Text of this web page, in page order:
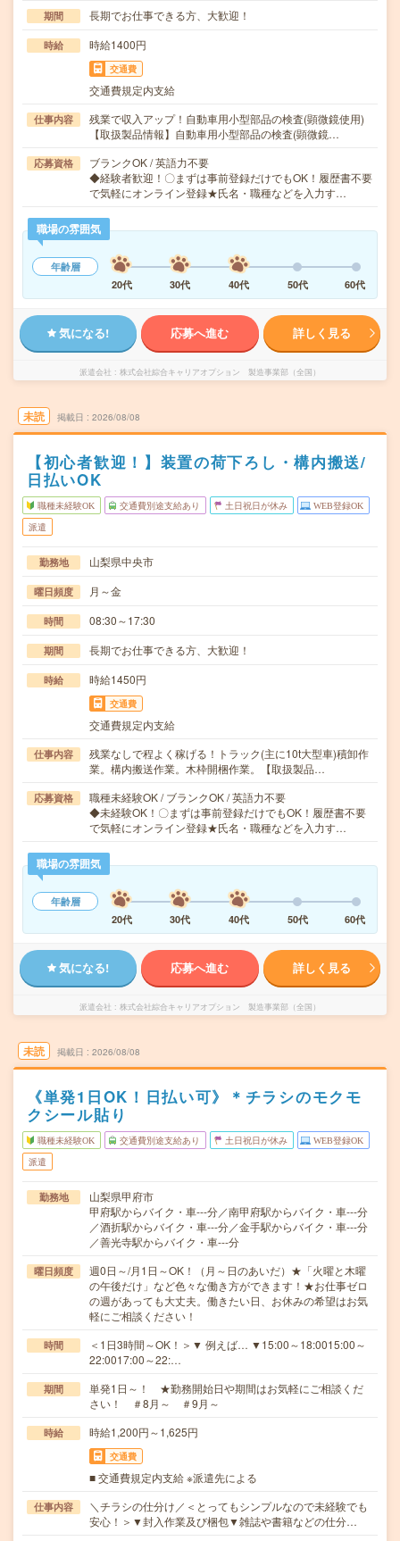
期間 長期でお仕事できる方、大歓迎！
時給 時給1400円
交通費
交通費規定内支給
仕事内容
残業で収入アップ！自動車用小型部品の検査(顕微鏡使用)
【取扱製品情報】自動車用小型部品の検査(顕微鏡…
応募資格
ブランクOK / 英語力不要
◆経験者歓迎！〇まずは事前登録だけでもOK！履歴書不要
で気軽にオンライン登録★氏名・職種などを入力す…
職場の雰囲気
年齢層
20代
30代 40代 50代 60代
気になる! 応募へ進む 詳しく見る
派遣会社 株式会社綜合キャリアオプション 製造事業部（全国）
未読 掲載日 2026/08/08
【初心者歓迎！】装置の荷下ろし・構内搬送/
日払いOK
職種未経験OK 交通費別途支給あり 土日祝日が休み WEB登録OK
派遣
勤務地 山梨県中央市
曜日頻度 月～金
時間 08:30～17:30
期間 長期でお仕事できる方、大歓迎！
時給 時給1450円
交通費
交通費規定内支給
仕事内容
残業なしで程よく稼げる！トラック(主に10t大型車)積卸作
業。構内搬送作業。木枠開梱作業。【取扱製品…
応募資格
職種未経験OK / ブランクOK / 英語力不要
◆未経験OK！〇まずは事前登録だけでもOK！履歴書不要
で気軽にオンライン登録★氏名・職種などを入力す…
職場の雰囲気
年齢層
20代
30代 40代 50代 60代
気になる! 応募へ進む 詳しく見る
派遣会社 株式会社綜合キャリアオプション 製造事業部（全国）
未読 掲載日 2026/08/08
《単発1日OK！日払い可》＊チラシのモクモ
クシール貼り
職種未経験OK 交通費別途支給あり 土日祝日が休み WEB登録OK
派遣
勤務地
山梨県甲府市
甲府駅からバイク・車---分／南甲府駅からバイク・車---分
／酒折駅からバイク・車---分／金手駅からバイク・車---分
／善光寺駅からバイク・車---分
曜日頻度
週0日～/月1日～OK！（月～日のあいだ）★「火曜と木曜
の午後だけ」など色々な働き方ができます！★お仕事ゼロ
の週があっても大丈夫。働きたい日、お休みの希望はお気
軽にご相談ください！
時間
＜1日3時間～OK！＞▼ 例えば… ▼15:00～18:0015:00～
22:0017:00～22:…
期間
単発1日～！ ★勤務開始日や期間はお気軽にご相談くだ
さい！ ＃8月～ ＃9月～
時給 時給1,200円～1,625円
交通費
■ 交通費規定内支給 ※派遣先による
仕事内容
＼チラシの仕分け／＜とってもシンプルなので未経験でも
安心！＞▼封入作業及び梱包▼雑誌や書籍などの仕分…